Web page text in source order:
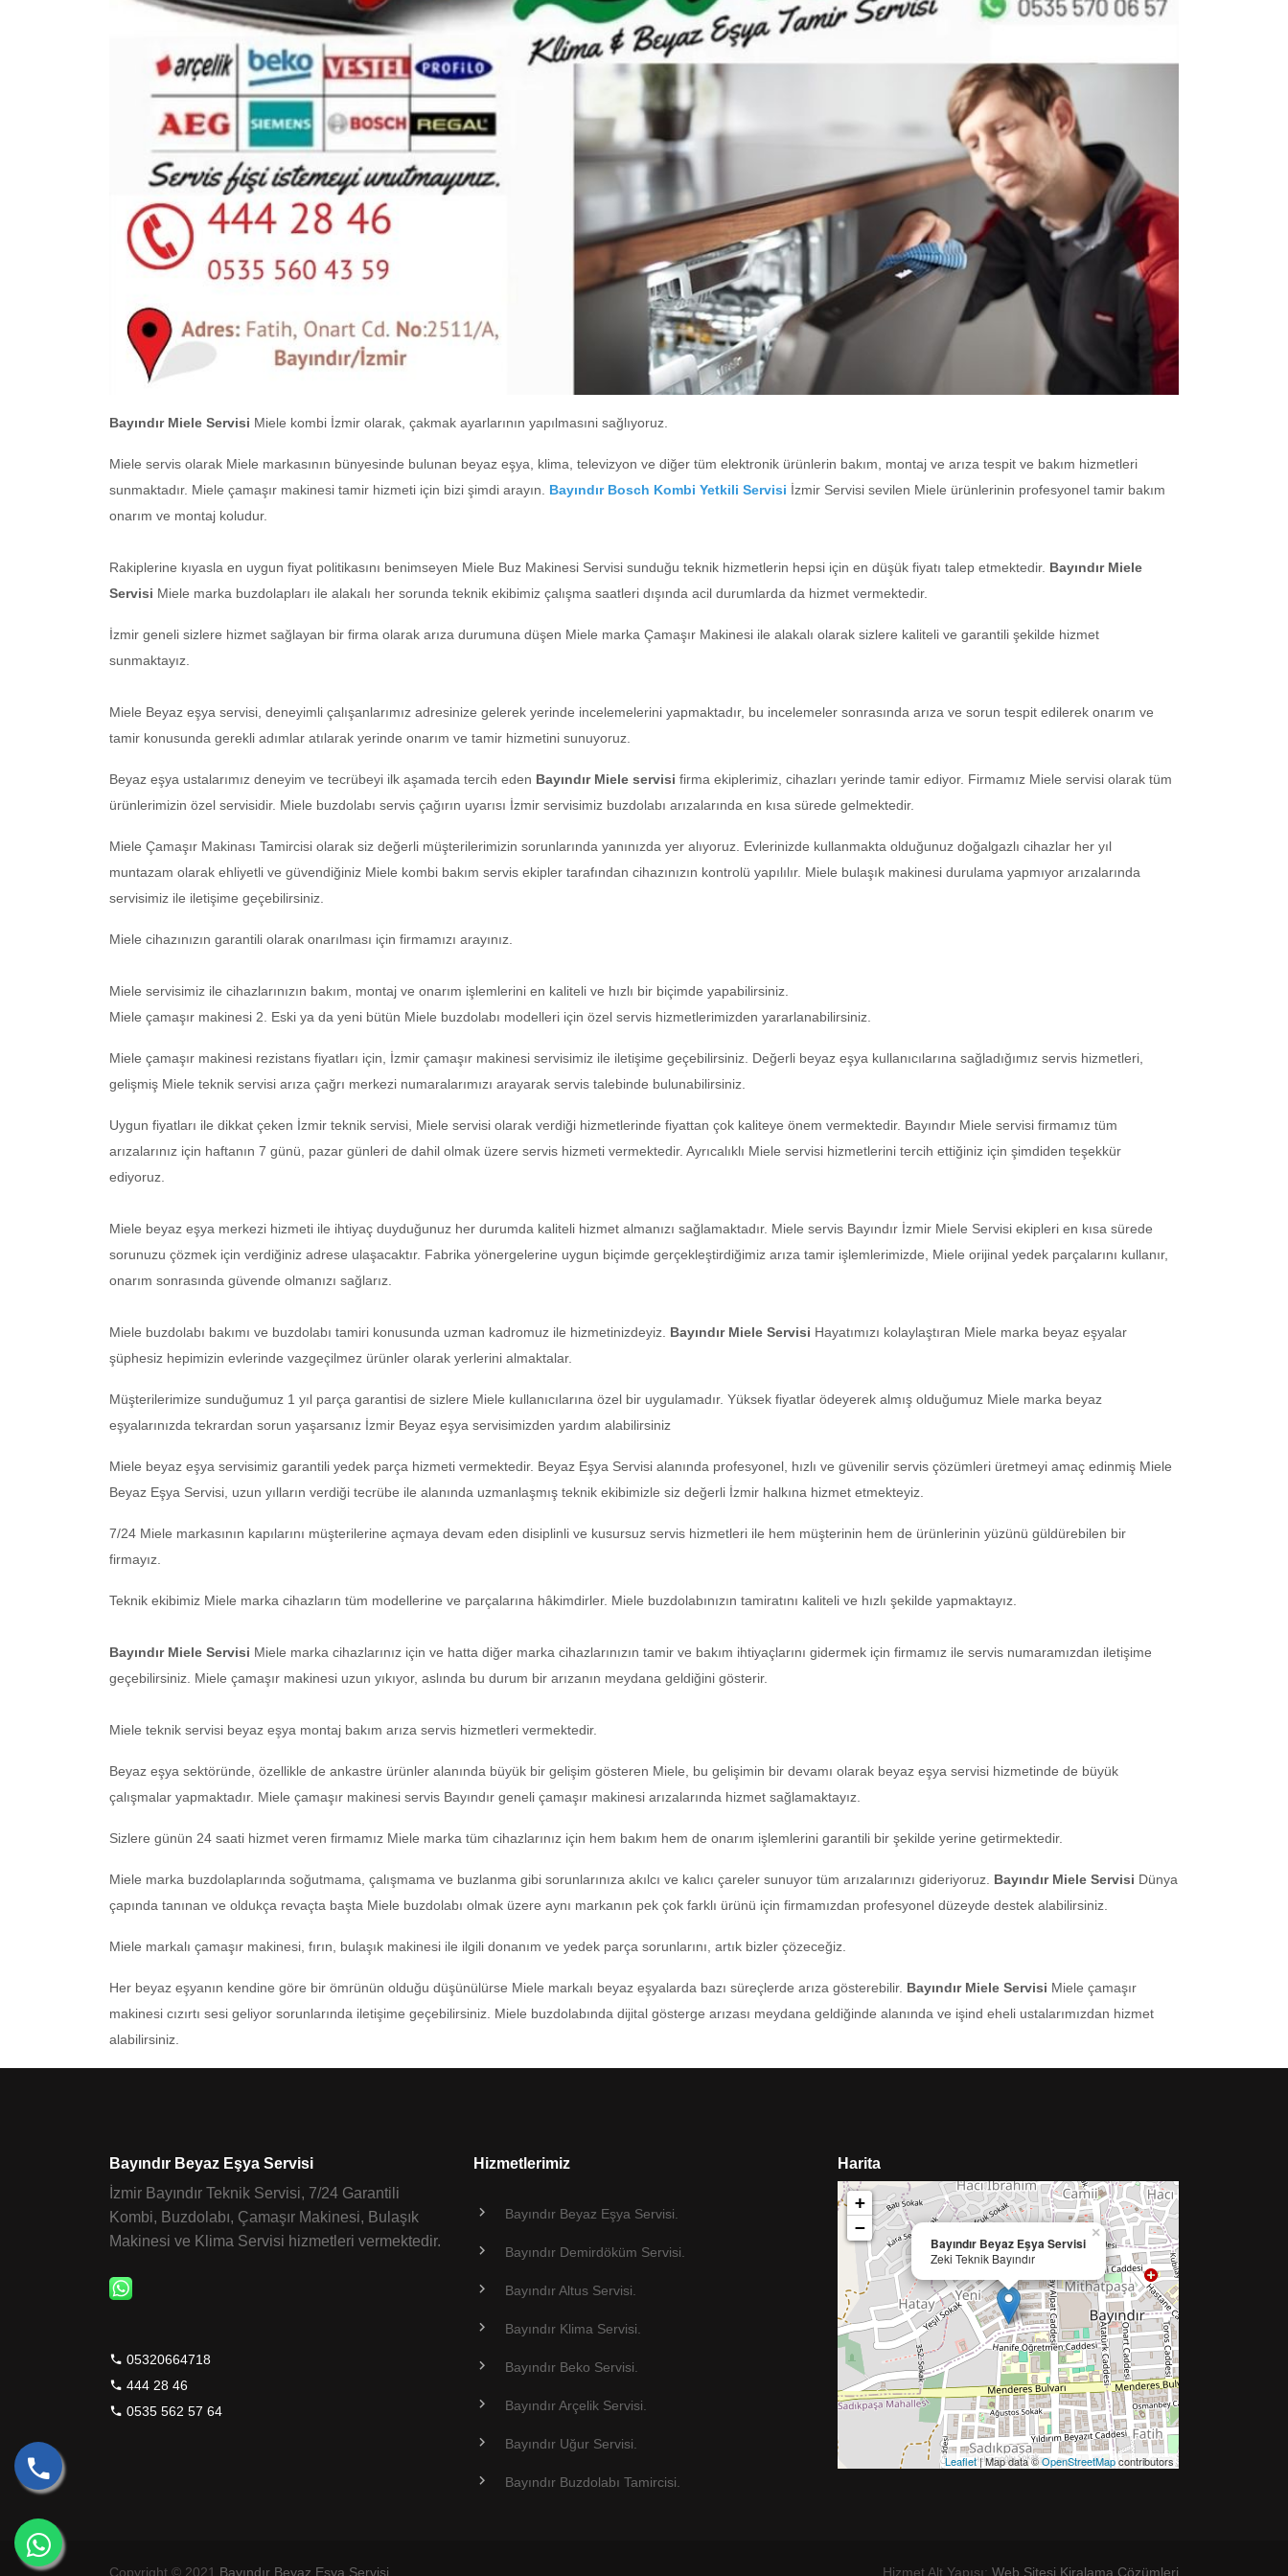
Bayındır Miele Servisi Miele kombi İzmir olarak, çakmak ayarlarının yapılmasıni sağlıyoruz.
Miele servis olarak Miele markasının bünyesinde bulunan beyaz eşya, klima, televizyon ve diğer tüm elektronik ürünlerin bakım, montaj ve arıza tespit ve bakım hizmetleri
sunmaktadır. Miele çamaşır makinesi tamir hizmeti için bizi şimdi arayın. Bayındır Bosch Kombi Yetkili Servisi İzmir Servisi sevilen Miele ürünlerinin profesyonel tamir bakım
onarım ve montaj koludur.
Rakiplerine kıyasla en uygun fiyat politikasını benimseyen Miele Buz Makinesi Servisi sunduğu teknik hizmetlerin hepsi için en düşük fiyatı talep etmektedir. Bayındır Miele
Servisi Miele marka buzdolapları ile alakalı her sorunda teknik ekibimiz çalışma saatleri dışında acil durumlarda da hizmet vermektedir.
İzmir geneli sizlere hizmet sağlayan bir firma olarak arıza durumuna düşen Miele marka Çamaşır Makinesi ile alakalı olarak sizlere kaliteli ve garantili şekilde hizmet
sunmaktayız.
Miele Beyaz eşya servisi, deneyimli çalışanlarımız adresinize gelerek yerinde incelemelerini yapmaktadır, bu incelemeler sonrasında arıza ve sorun tespit edilerek onarım ve
tamir konusunda gerekli adımlar atılarak yerinde onarım ve tamir hizmetini sunuyoruz.
Beyaz eşya ustalarımız deneyim ve tecrübeyi ilk aşamada tercih eden Bayındır Miele servisi firma ekiplerimiz, cihazları yerinde tamir ediyor. Firmamız Miele servisi olarak tüm
ürünlerimizin özel servisidir. Miele buzdolabı servis çağırın uyarısı İzmir servisimiz buzdolabı arızalarında en kısa sürede gelmektedir.
Miele Çamaşır Makinası Tamircisi olarak siz değerli müşterilerimizin sorunlarında yanınızda yer alıyoruz. Evlerinizde kullanmakta olduğunuz doğalgazlı cihazlar her yıl
muntazam olarak ehliyetli ve güvendiğiniz Miele kombi bakım servis ekipler tarafından cihazınızın kontrolü yapılılır. Miele bulaşık makinesi durulama yapmıyor arızalarında
servisimiz ile iletişime geçebilirsiniz.
Miele cihazınızın garantili olarak onarılması için firmamızı arayınız.
Miele servisimiz ile cihazlarınızın bakım, montaj ve onarım işlemlerini en kaliteli ve hızlı bir biçimde yapabilirsiniz.
Miele çamaşır makinesi 2. Eski ya da yeni bütün Miele buzdolabı modelleri için özel servis hizmetlerimizden yararlanabilirsiniz.
Miele çamaşır makinesi rezistans fiyatları için, İzmir çamaşır makinesi servisimiz ile iletişime geçebilirsiniz. Değerli beyaz eşya kullanıcılarına sağladığımız servis hizmetleri,
gelişmiş Miele teknik servisi arıza çağrı merkezi numaralarımızı arayarak servis talebinde bulunabilirsiniz.
Uygun fiyatları ile dikkat çeken İzmir teknik servisi, Miele servisi olarak verdiği hizmetlerinde fiyattan çok kaliteye önem vermektedir. Bayındır Miele servisi firmamız tüm
arızalarınız için haftanın 7 günü, pazar günleri de dahil olmak üzere servis hizmeti vermektedir. Ayrıcalıklı Miele servisi hizmetlerini tercih ettiğiniz için şimdiden teşekkür
ediyoruz.
Miele beyaz eşya merkezi hizmeti ile ihtiyaç duyduğunuz her durumda kaliteli hizmet almanızı sağlamaktadır. Miele servis Bayındır İzmir Miele Servisi ekipleri en kısa sürede
sorunuzu çözmek için verdiğiniz adrese ulaşacaktır. Fabrika yönergelerine uygun biçimde gerçekleştirdiğimiz arıza tamir işlemlerimizde, Miele orijinal yedek parçalarını kullanır,
onarım sonrasında güvende olmanızı sağlarız.
Miele buzdolabı bakımı ve buzdolabı tamiri konusunda uzman kadromuz ile hizmetinizdeyiz. Bayındır Miele Servisi Hayatımızı kolaylaştıran Miele marka beyaz eşyalar
şüphesiz hepimizin evlerinde vazgeçilmez ürünler olarak yerlerini almaktalar.
Müşterilerimize sunduğumuz 1 yıl parça garantisi de sizlere Miele kullanıcılarına özel bir uygulamadır. Yüksek fiyatlar ödeyerek almış olduğumuz Miele marka beyaz
eşyalarınızda tekrardan sorun yaşarsanız İzmir Beyaz eşya servisimizden yardım alabilirsiniz
Miele beyaz eşya servisimiz garantili yedek parça hizmeti vermektedir. Beyaz Eşya Servisi alanında profesyonel, hızlı ve güvenilir servis çözümleri üretmeyi amaç edinmiş Miele
Beyaz Eşya Servisi, uzun yılların verdiği tecrübe ile alanında uzmanlaşmış teknik ekibimizle siz değerli İzmir halkına hizmet etmekteyiz.
7/24 Miele markasının kapılarını müşterilerine açmaya devam eden disiplinli ve kusursuz servis hizmetleri ile hem müşterinin hem de ürünlerinin yüzünü güldürebilen bir
firmayız.
Teknik ekibimiz Miele marka cihazların tüm modellerine ve parçalarına hâkimdirler. Miele buzdolabınızın tamiratını kaliteli ve hızlı şekilde yapmaktayız.
Bayındır Miele Servisi Miele marka cihazlarınız için ve hatta diğer marka cihazlarınızın tamir ve bakım ihtiyaçlarını gidermek için firmamız ile servis numaramızdan iletişime
geçebilirsiniz. Miele çamaşır makinesi uzun yıkıyor, aslında bu durum bir arızanın meydana geldiğini gösterir.
Miele teknik servisi beyaz eşya montaj bakım arıza servis hizmetleri vermektedir.
Beyaz eşya sektöründe, özellikle de ankastre ürünler alanında büyük bir gelişim gösteren Miele, bu gelişimin bir devamı olarak beyaz eşya servisi hizmetinde de büyük
çalışmalar yapmaktadır. Miele çamaşır makinesi servis Bayındır geneli çamaşır makinesi arızalarında hizmet sağlamaktayız.
Sizlere günün 24 saati hizmet veren firmamız Miele marka tüm cihazlarınız için hem bakım hem de onarım işlemlerini garantili bir şekilde yerine getirmektedir.
Miele marka buzdolaplarında soğutmama, çalışmama ve buzlanma gibi sorunlarınıza akılcı ve kalıcı çareler sunuyor tüm arızalarınızı gideriyoruz. Bayındır Miele Servisi Dünya
çapında tanınan ve oldukça revaçta başta Miele buzdolabı olmak üzere aynı markanın pek çok farklı ürünü için firmamızdan profesyonel düzeyde destek alabilirsiniz.
Miele markalı çamaşır makinesi, fırın, bulaşık makinesi ile ilgili donanım ve yedek parça sorunlarını, artık bizler çözeceğiz.
Her beyaz eşyanın kendine göre bir ömrünün olduğu düşünülürse Miele markalı beyaz eşyalarda bazı süreçlerde arıza gösterebilir. Bayındır Miele Servisi Miele çamaşır
makinesi cızırtı sesi geliyor sorunlarında iletişime geçebilirsiniz. Miele buzdolabında dijital gösterge arızası meydana geldiğinde alanında ve işind eheli ustalarımızdan hizmet
alabilirsiniz.
Bayındır Beyaz Eşya Servisi
İzmir Bayındır Teknik Servisi, 7/24 Garantili
Kombi, Buzdolabı, Çamaşır Makinesi, Bulaşık
Makinesi ve Klima Servisi hizmetleri vermektedir.
05320664718
444 28 46
0535 562 57 64
Hizmetlerimiz
Bayındır Beyaz Eşya Servisi.
Bayındır Demirdöküm Servisi.
Bayındır Altus Servisi.
Bayındır Klima Servisi.
Bayındır Beko Servisi.
Bayındır Arçelik Servisi.
Bayındır Uğur Servisi.
Bayındır Buzdolabı Tamircisi.
Harita
Bayındır Beyaz Eşya Servisi
Zeki Teknik Bayındır
×
+
−
Leaflet| Map data ©OpenStreetMapcontributors
Copyright © 2021 Bayındır Beyaz Eşya Servisi Hizmet Alt Yapısı: Web Sitesi Kiralama Çözümleri